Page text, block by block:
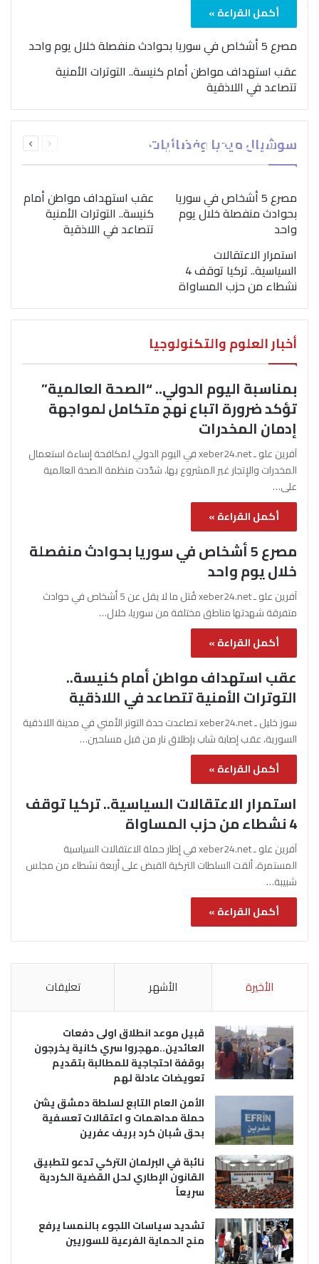
أكمل القراءة »
مصرع 5 أشخاص في سوريا بحوادث منفصلة خلال يوم واحد
عقب استهداف مواطن أمام كنيسة.. التوترات الأمنية
تتصاعد في اللاذقية
سوشيال ميديا وفضائيات الصفحةالصفحة
بمناسبة اليوم الدولي..
“الصحة العالمية” تؤكد
ضرورة اتباع نهج متكامل
لمواجهة إدمان المخدرات
مصرع 5 أشخاص في سوريا
بحوادث منفصلة خلال يوم
واحد
عقب استهداف مواطن أمام
كنيسة.. التوترات الأمنية
تتصاعد في اللاذقية
استمرار الاعتقالات
السياسية.. تركيا توقف 4
نشطاء من حزب المساواة
أخبار العلوم والتكنولوجيا
بمناسبة اليوم الدولي.. “الصحة العالمية”
تؤكد ضرورة اتباع نهج متكامل لمواجهة
إدمان المخدرات
آفرين علو ـ xeber24.net في اليوم الدولي لمكافحة إساءة استعمال
المخدرات والإتجار غير المشروع بها، شدّدت منظمة الصحة العالمية
على…
أكمل القراءة »
مصرع 5 أشخاص في سوريا بحوادث منفصلة
خلال يوم واحد
آفرين علو ـ xeber24.net قُتل ما لا يقل عن 5 أشخاص في حوادث
متفرقة شهدتها مناطق مختلفة من سوريا، خلال…
أكمل القراءة »
عقب استهداف مواطن أمام كنيسة..
التوترات الأمنية تتصاعد في اللاذقية
سوز خليل ـ xeber24.net تصاعدت حدة التوتر الأمني في مدينة اللاذقية
السورية، عقب إصابة شاب بإطلاق نار من قبل مسلحين…
أكمل القراءة »
استمرار الاعتقالات السياسية.. تركيا توقف
4 نشطاء من حزب المساواة
آفرين علو ـ xeber24.net في إطار حملة الاعتقالات السياسية
المستمرة، ألقت السلطات التركية القبض على أربعة نشطاء من مجلس
شبيبة…
أكمل القراءة »
الأخيرة الأشهر تعليقات
قبيل موعد انطلاق اولى دفعات
العائدين..مهجروا سري كانية يخرجون
بوقفة احتجاجية للمطالبة بتقديم
تعويضات عادلة لهم
الأمن العام التابع لسلطة دمشق يشن
حملة مداهمات و اعتقالات تعسفية
بحق شبان كرد بريف عفرين
نائبة في البرلمان التركي تدعو لتطبيق
القانون الإطاري لحل القضية الكردية
سريعاً
تشديد سياسات اللجوء بالنمسا يرفع
منح الحماية الفرعية للسوريين